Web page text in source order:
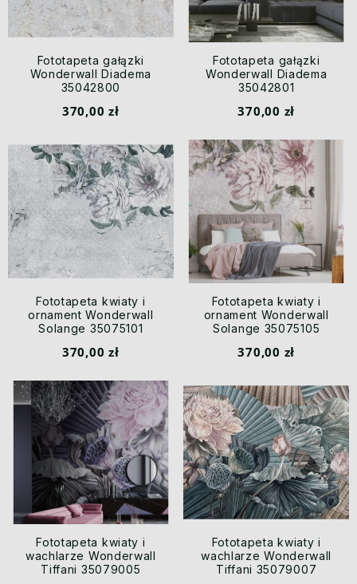
Fototapeta gałązki
Wonderwall Diadema
35042800
370,00 zł
Fototapeta gałązki
Wonderwall Diadema
35042801
370,00 zł
Fototapeta kwiaty i
ornament Wonderwall
Solange 35075101
370,00 zł
Fototapeta kwiaty i
ornament Wonderwall
Solange 35075105
370,00 zł
Fototapeta kwiaty i
wachlarze Wonderwall
Tiffani 35079005
Fototapeta kwiaty i
wachlarze Wonderwall
Tiffani 35079007